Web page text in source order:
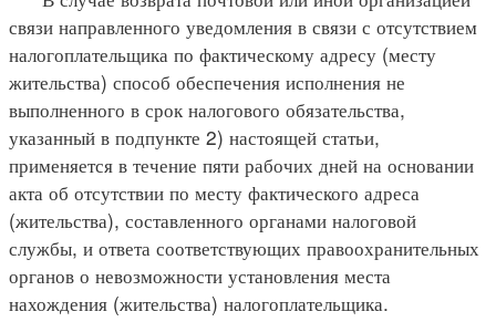
связи направленного уведомления в связи с отсутствием
налогоплательщика по фактическому адресу (месту
жительства) способ обеспечения исполнения не
выполненного в срок налогового обязательства,
указанный в подпункте 2) настоящей статьи,
применяется в течение пяти рабочих дней на основании
акта об отсутствии по месту фактического адреса
(жительства), составленного органами налоговой
службы, и ответа соответствующих правоохранительных
органов о невозможности установления места
нахождения (жительства) налогоплательщика.